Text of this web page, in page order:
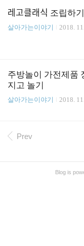
레고클래식 조
살아가는이야기 2018.
주방놀이 가전제품
지고 놀기
살아가는이야기 2018.
Prev
Blog is